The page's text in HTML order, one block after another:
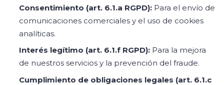
Consentimiento (art. 6.1.a RGPD):Para el envío de
comunicaciones comerciales y el uso de cookies
analíticas.
Interés legítimo (art. 6.1.f RGPD):Para la mejora
de nuestros servicios y la prevención del fraude.
Cumplimiento de obligaciones legales (art. 6.1.c